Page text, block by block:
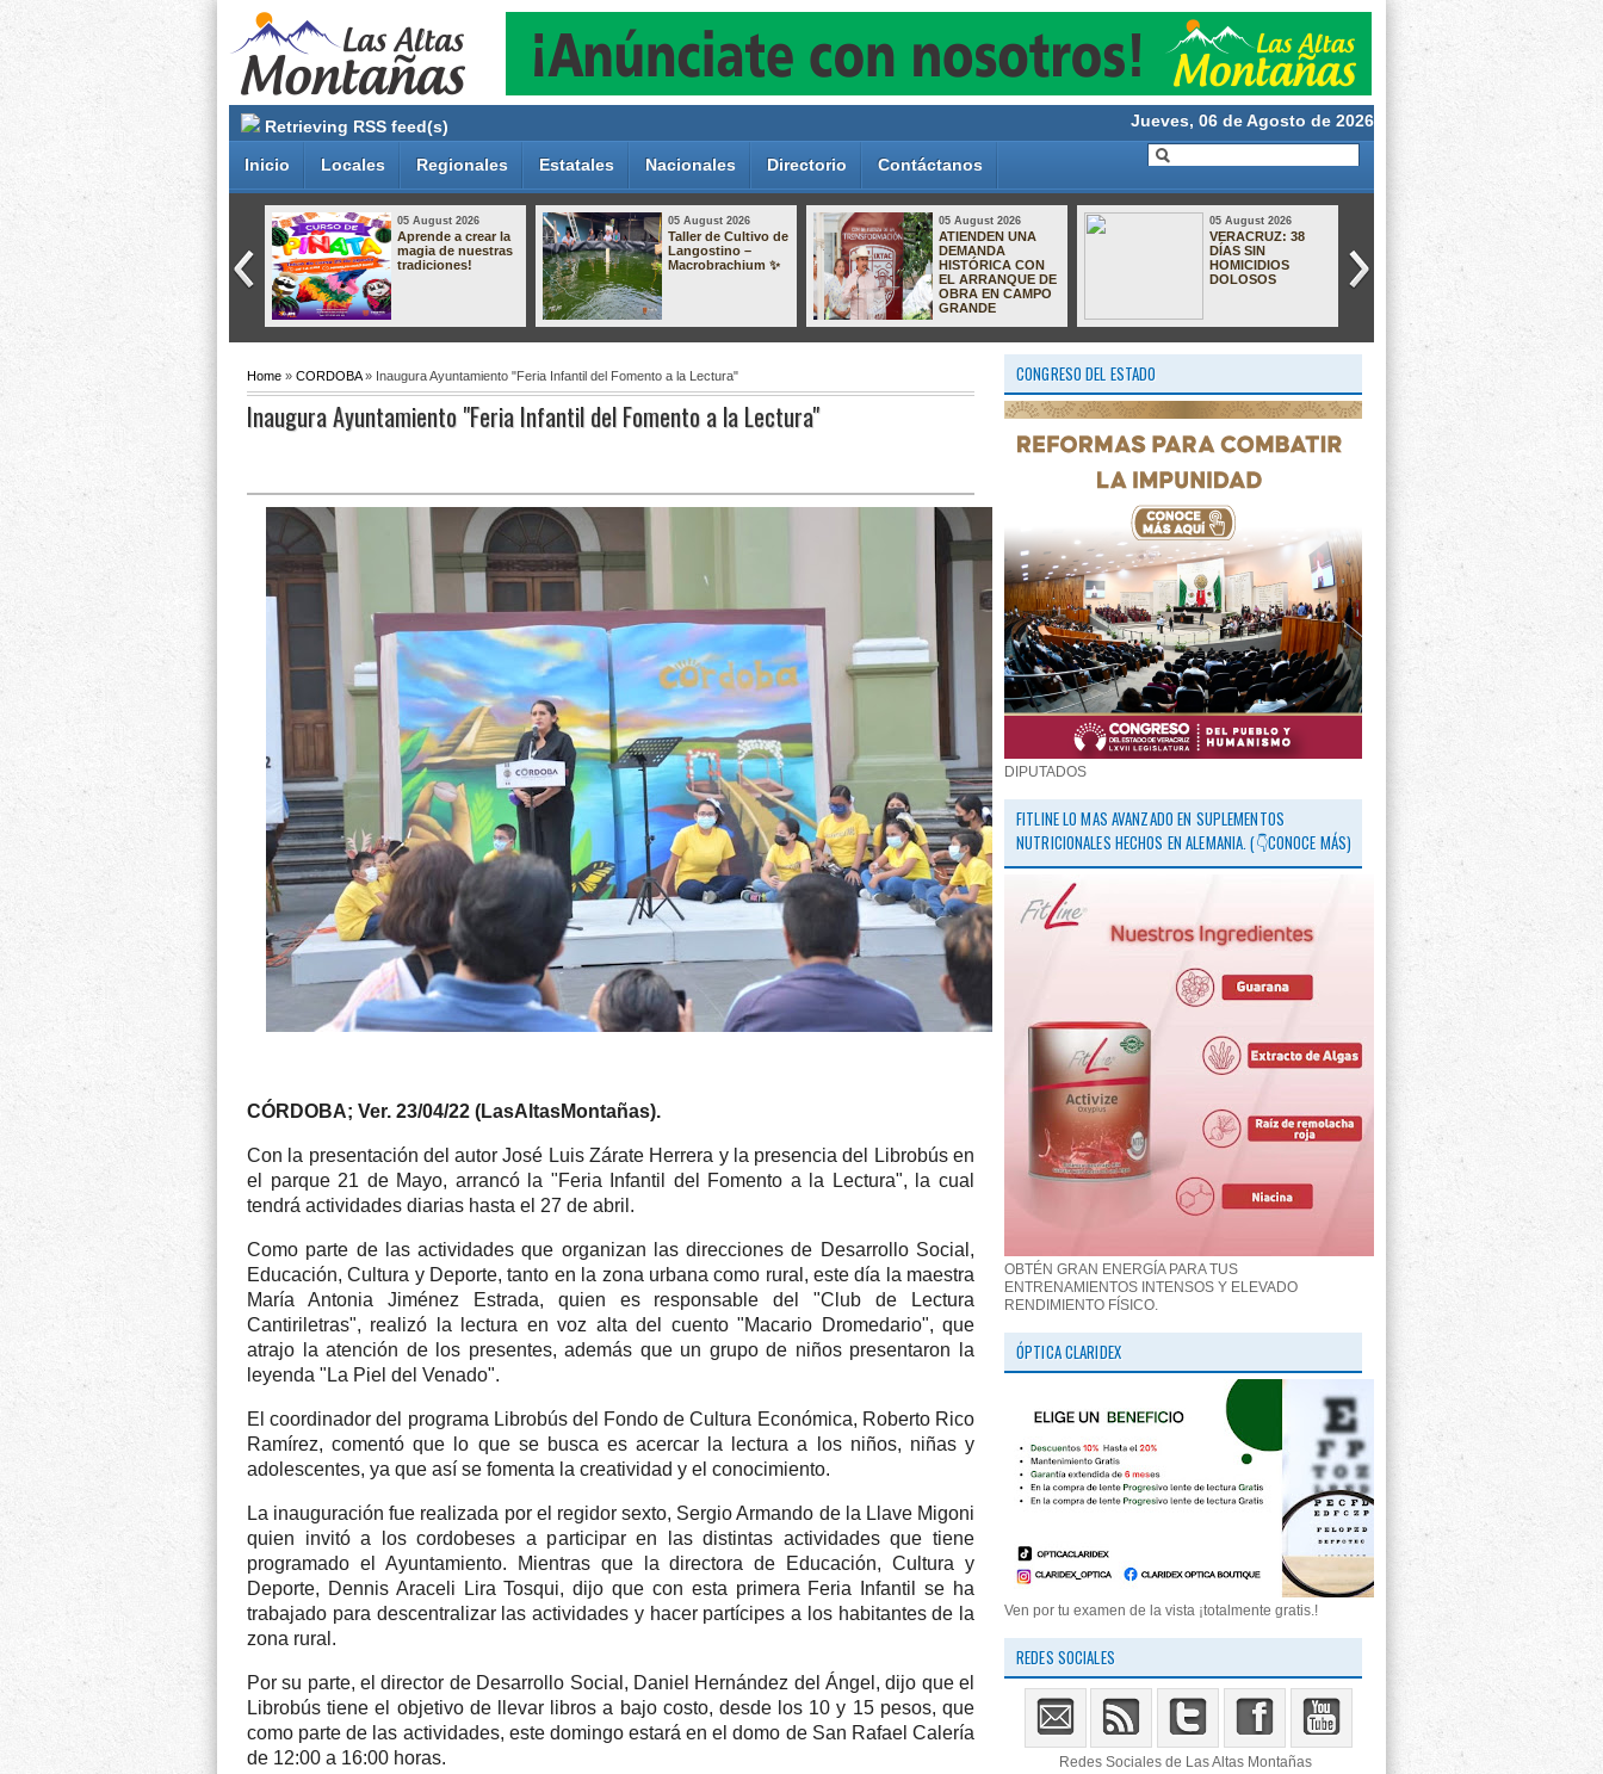
Retrieving RSS feed(s) Jueves, 06 de Agosto de 2026
Inicio Locales Regionales Estatales Nacionales Directorio Contáctanos
Macrobrachium ✨
05 August 2026
ATIENDEN UNA
DEMANDA
HISTÓRICA CON
05 August 2026
VERACRUZ: 38
DÍAS SIN
HOMICIDIOS
05 August 2026
Reavivan
búsqueda de
presunta
responsable del
homicidio de la
maestra Verónica
05 August 2026
Bajo la lluvia,
Jesús Alberto
Caballero regresa a
casa entre
GOBIERNO
FEDERAL
Home » CORDOBA» Inaugura Ayuntamiento "Feria Infantil del Fomento a la Lectura"
Inaugura Ayuntamiento "Feria Infantil del Fomento a la Lectura"
CÓRDOBA; Ver. 23/04/22 (LasAltasMontañas).
Con la presentación del autor José Luis Zárate Herrera y la presencia del Librobús en
el parque 21 de Mayo, arrancó la "Feria Infantil del Fomento a la Lectura", la cual
tendrá actividades diarias hasta el 27 de abril.
Como parte de las actividades que organizan las direcciones de Desarrollo Social,
Educación, Cultura y Deporte, tanto en la zona urbana como rural, este día la maestra
María Antonia Jiménez Estrada, quien es responsable del "Club de Lectura
Cantiriletras", realizó la lectura en voz alta del cuento "Macario Dromedario", que
atrajo la atención de los presentes, además que un grupo de niños presentaron la
leyenda "La Piel del Venado".
El coordinador del programa Librobús del Fondo de Cultura Económica, Roberto Rico
Ramírez, comentó que lo que se busca es acercar la lectura a los niños, niñas y
adolescentes, ya que así se fomenta la creatividad y el conocimiento.
La inauguración fue realizada por el regidor sexto, Sergio Armando de la Llave Migoni
quien invitó a los cordobeses a participar en las distintas actividades que tiene
programado el Ayuntamiento. Mientras que la directora de Educación, Cultura y
Deporte, Dennis Araceli Lira Tosqui, dijo que con esta primera Feria Infantil se ha
trabajado para descentralizar las actividades y hacer partícipes a los habitantes de la
zona rural.
Por su parte, el director de Desarrollo Social, Daniel Hernández del Ángel, dijo que el
Librobús tiene el objetivo de llevar libros a bajo costo, desde los 10 y 15 pesos, que
como parte de las actividades, este domingo estará en el domo de San Rafael Calería
de 12:00 a 16:00 horas.
CONGRESO DEL ESTADO
DIPUTADOS
FITLINE LO MAS AVANZADO EN SUPLEMENTOS
NUTRICIONALES HECHOS EN ALEMANIA. (👇CONOCE MÁS)
OBTÉN GRAN ENERGÍA PARA TUS
ENTRENAMIENTOS INTENSOS Y ELEVADO
RENDIMIENTO FÍSICO.
ÓPTICA CLARIDEX
Ven por tu examen de la vista ¡totalmente gratis.!
REDES SOCIALES
Redes Sociales de Las Altas Montañas